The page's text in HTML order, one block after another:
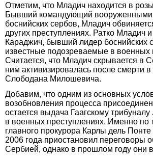
Отметим, что Младич находится в
Бывший командующий вооруженными
боснийских сербов, Младич
других преступлениях. Ратко Младич
Караджич, бывший лидер боснийских
известные подозреваемые в военных
Считается, что Младич скрывается в
ним активизировалась после смерти в
Слободана Милошевича.
Добавим, что одним из основных
возобновления процесса
остается выдача Гаагскому
в военных преступлениях. Именно по
главного прокурора Карлы дель
2006 года приостановил переговоры
Сербией, однако в прошлом году они